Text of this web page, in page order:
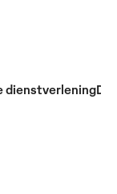
dienstverleningDe